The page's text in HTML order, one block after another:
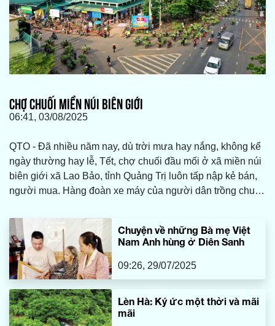
CHỢ CHUỐI MIỀN NÚI BIÊN GIỚI
06:41, 03/08/2025
QTO - Đã nhiều năm nay, dù trời mưa hay nắng, không kể
ngày thường hay lễ, Tết, chợ chuối đầu mối ở xã miền núi
biên giới xã Lao Bảo, tỉnh Quảng Trị luôn tấp nập kẻ bán,
người mua. Hàng đoàn xe máy của người dân trồng chuối
đuôi nhau ken kín trên các tuyến đường đưa sản phẩm
vào khu vực chợ Tân Long để trao đổi, mua bán với
thương lái khắp nơi về đây thu gom mặt hàng này để xuất
khẩu.
Chuyện về những Bà mẹ Việt
Nam Anh hùng ở Diên Sanh
09:26, 29/07/2025
Lèn Hà: Ký ức một thời và mãi
mãi